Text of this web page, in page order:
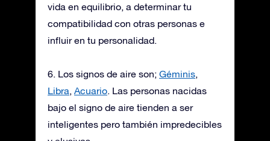
vida en equilibrio, a determinar tu
compatibilidad con otras personas e
influir en tu personalidad.
6. Los signos de aire son; Géminis,
Libra, Acuario. Las personas nacidas
bajo el signo de aire tienden a ser
inteligentes pero también impredecibles